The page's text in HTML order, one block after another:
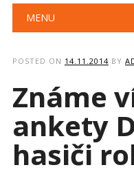
Main menu
MENU
POSTED ON 14.11.2014 BY
Známe
ankety
hasiči